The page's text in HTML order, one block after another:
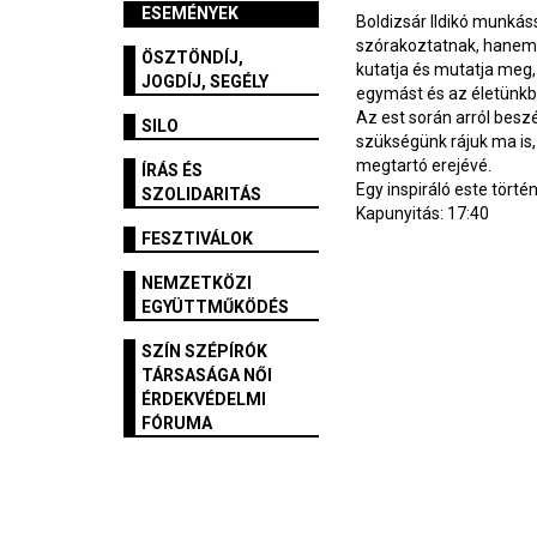
ESEMÉNYEK
ÖSZTÖNDÍJ,
JOGDÍJ, SEGÉLY
SILO
ÍRÁS ÉS
SZOLIDARITÁS
FESZTIVÁLOK
NEMZETKÖZI
EGYÜTTMŰKÖDÉS
SZÍN SZÉPÍRÓK
TÁRSASÁGA NŐI
ÉRDEKVÉDELMI
FÓRUMA
Boldizsár Ildikó
szórakoztatnak,
kutatja és mutatja
egymást és az
Az est során arról
szükségünk rájuk ma
megtartó erejévé.
Egy inspiráló este
Kapunyitás: 17:40